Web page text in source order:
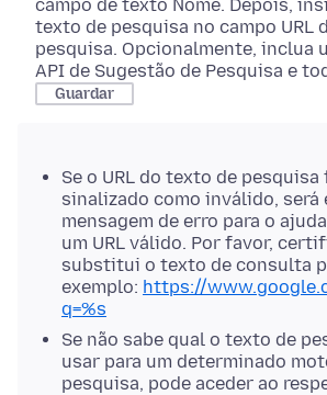
campo de texto Nome. Depois,
texto de pesquisa no campo URL
pesquisa. Opcionalmente, inclua
API de Sugestão de Pesquisa e
Guardar
Se o URL do texto de pesquisa
sinalizado como inválido, será
mensagem de erro para o
um URL válido. Por favor,
substitui o texto de consulta
exemplo: https://
q=%s
Se não sabe qual o texto de
usar para um determinado
pesquisa, pode aceder ao